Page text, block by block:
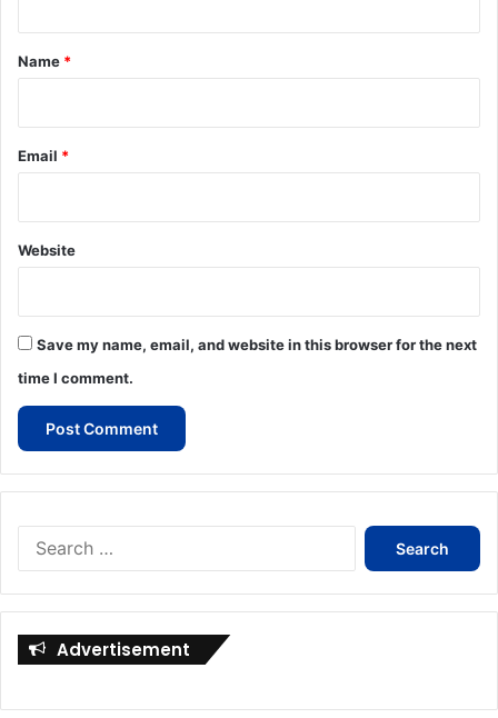
*
Name *
Email *
Website
Save my name, email, and website in this browser for the next
time I comment.
Search
for:
Advertisement